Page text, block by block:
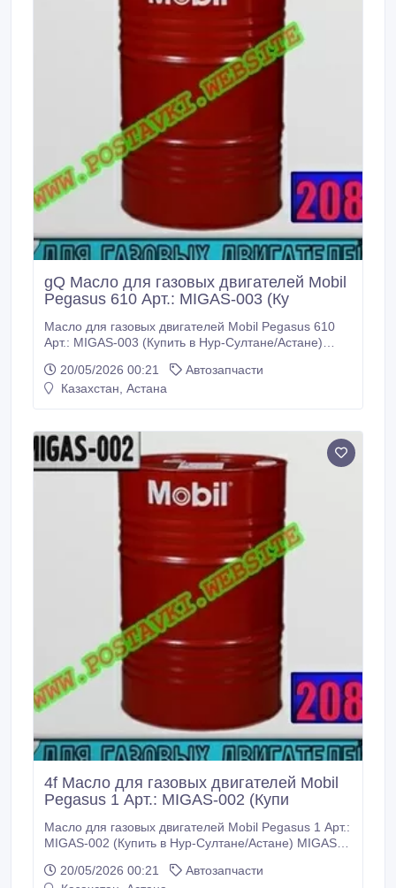
gQ Масло для газовых двигателей Mobil
Pegasus 610 Арт.: MIGAS-003 (Ку
Масло для газовых двигателей Mobil Pegasus 610
Арт.: MIGAS-003 (Купить в Нур-Султане/Астане)
для газовых двигателей, обладающее высокими
эксплуатационными характеристиками и главным
четырехтактных двигателей, работающих на
топливе, содержащем такие коррозионно-
агрессивные материалы, как сероводород или
галоидные соединения (соединения, содержащие
20/05/2026 00:21
Автозапчасти
Казахстан, Астана
4f Масло для газовых двигателей Mobil
Pegasus 1 Арт.: MIGAS-002 (Купи
Масло для газовых двигателей Mobil Pegasus 1 Арт.:
MIGAS-002 (Купить в Нур-Султане/Астане) MIGAS-
синтетическое масло для газовых двигателей,
20/05/2026 00:21
Автозапчасти